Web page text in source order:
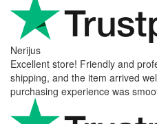
Nerijus
Excellent store! Friendly and
shipping, and the item arrived
purchasing experience was